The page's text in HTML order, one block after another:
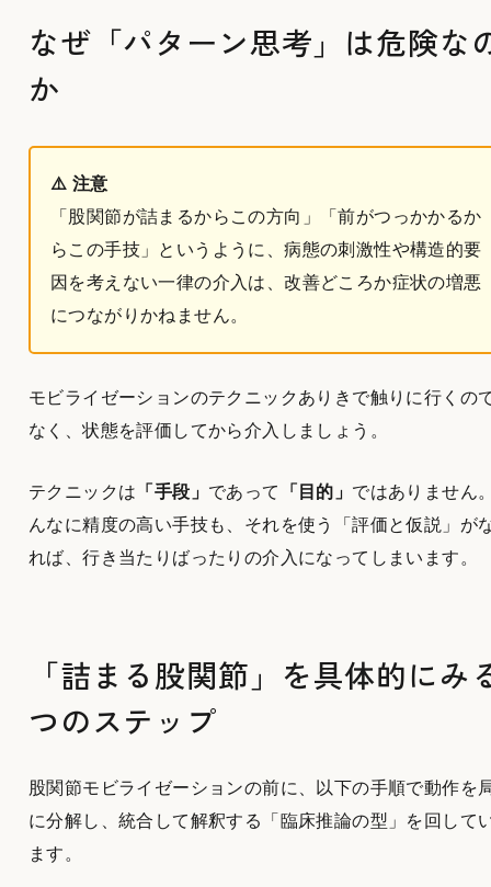
なぜ「パターン思考」は危険な
か
⚠️ 注意
「股関節が詰まるからこの方向」「前がつっかかるか
らこの手技」というように、病態の刺激性や構造的要
因を考えない一律の介入は、改善どころか症状の増悪
につながりかねません。
モビライゼーションのテクニックありきで触りに行くの
なく、状態を評価してから介入しましょう。
テクニックは 「手段」 であって 「目的」 ではありません
んなに精度の高い手技も、それを使う「評価と仮説」が
れば、行き当たりばったりの介入になってしまいます。
「詰まる股関節」を具体的にみ
つのステップ
股関節モビライゼーションの前に、以下の手順で動作を
に分解し、統合して解釈する「臨床推論の型」を回して
ます。